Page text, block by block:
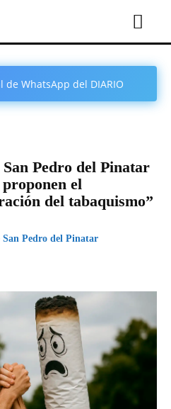
de WhatsApp del DIARIO
Pedro del Pinatar
el
del tabaquismo”
Pedro del Pinatar